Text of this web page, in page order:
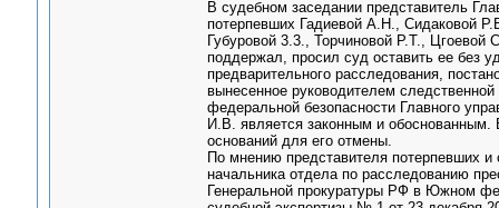
В судебном заседании представитель
потерпевших Гадиевой А.Н., Сидаковой
Губуровой 3.3., Торчиновой Р.Т.,
поддержал, просил суд оставить ее без
предварительного расследования,
вынесенное руководителем
федеральной безопасности Главного
И.В. является законным и обоснованным.
оснований для его отмены.
По мнению представителя потерпевших и
начальника отдела по расследованию
Генеральной прокуратуры РФ в Южном